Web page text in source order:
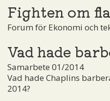
Fighten om
Forum för Ekonomi och
Vad hade
Samarbete 01/2014
Vad hade Chaplins
2014?